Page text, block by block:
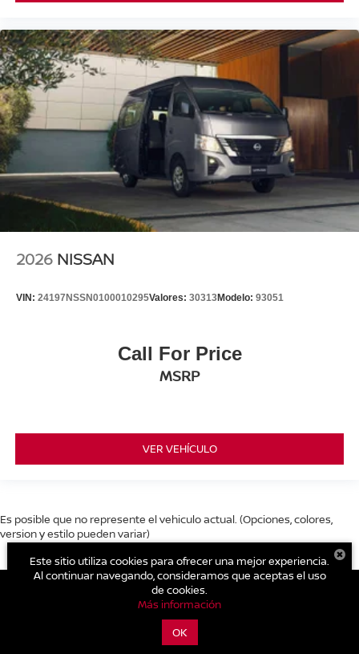
2026 NISSAN
VIN: 24197NSSN0100010295Valores: 30313Modelo: 93051
Call For Price
MSRP
VER VEHÍCULO
Es posible que no represente el vehiculo actual. (Opciones, colores,
version y estilo pueden variar)
| Ventas:
Mapa del sitio
Este sitio utiliza cookies para ofrecer una mejor experiencia.
Al continuar navegando, consideramos que aceptas el uso
de cookies.
Más información
OK